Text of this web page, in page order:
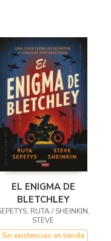
EL ENIGMA DE
BLETCHLEY
RUTA / SHEINKIN,
STEVE
Sin existencias en tienda